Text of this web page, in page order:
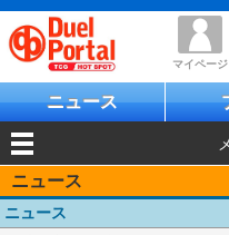
マイページ
ニュース
ニュース
ニュース